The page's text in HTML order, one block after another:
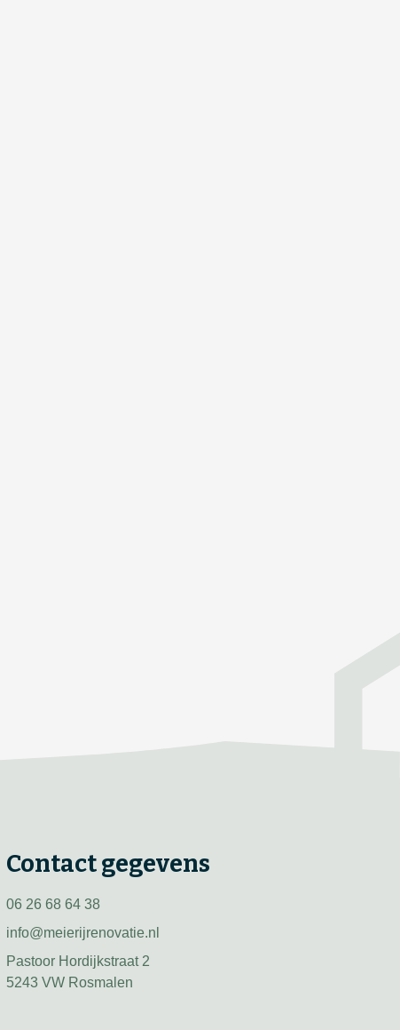
Contact gegevens
06 26 68 64 38
info@meierijrenovatie.nl
Pastoor Hordijkstraat 2
5243 VW Rosmalen